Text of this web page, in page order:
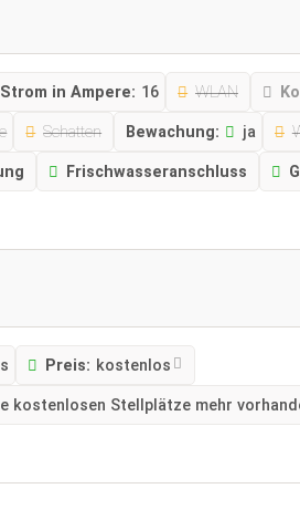
Strom in Ampere: 16 WLAN
Schatten Bewachung: ja
Frischwasseranschluss
Preis: kostenlos
kostenlosen Stellplätze mehr